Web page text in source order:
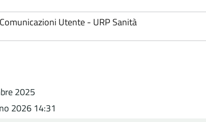
Utente - URP Sanità
2025
2026 14:31